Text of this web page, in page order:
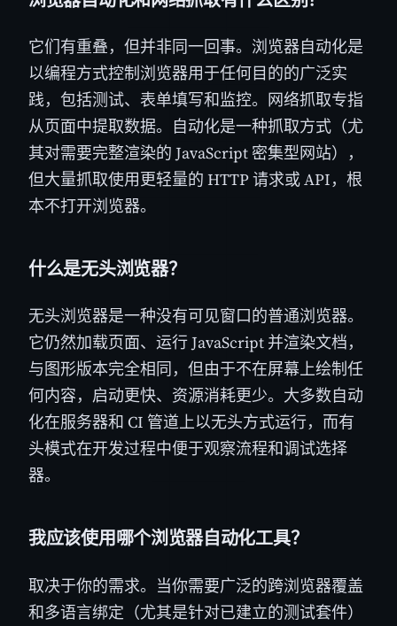
它们有重叠，但并非同一回事。浏览器自动化是
以编程方式控制浏览器用于任何目的的广泛实
践，包括测试、表单填写和监控。网络抓取专指
从页面中提取数据。自动化是一种抓取方式（尤
其对需要完整渲染的 JavaScript 密集型网站），
但大量抓取使用更轻量的 HTTP 请求或 API，根
本不打开浏览器。
什么是无头浏览器？
无头浏览器是一种没有可见窗口的普通浏览器。
它仍然加载页面、运行 JavaScript 并渲染文档，
与图形版本完全相同，但由于不在屏幕上绘制任
何内容，启动更快、资源消耗更少。大多数自动
化在服务器和 CI 管道上以无头方式运行，而有
头模式在开发过程中便于观察流程和调试选择
器。
我应该使用哪个浏览器自动化工具？
取决于你的需求。当你需要广泛的跨浏览器覆盖
和多语言绑定（尤其是针对已建立的测试套件）